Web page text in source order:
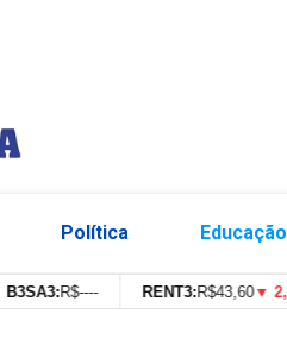
Política Educação
R$---- RENT3:R$43,60▼ 2,29%